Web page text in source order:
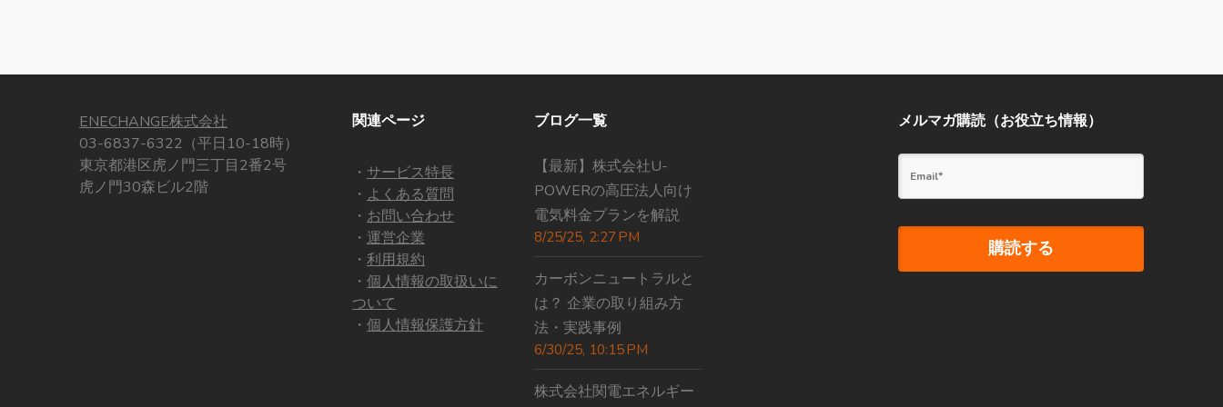
ENECHANGE株式会社
03-6837-6322（平日10-18時）
東京都港区虎ノ門三丁目2番2号
虎ノ門30森ビル2階
関連ページ
・ サービス特長
・ よくある質問
・ お問い合わせ
・ 運営企業
・ 利用規約
・ 個人情報の取扱いに
ついて
・ 個人情報保護方針
ブログ一覧
【最新】株式会社U-
POWERの高圧法人向け
電気料金プランを解説
8/25/25, 2:27 PM
カーボンニュートラルと
は？ 企業の取り組み方
法・実践事例
6/30/25, 10:15 PM
株式会社関電エネルギー
メルマガ購読（お役立ち情報）